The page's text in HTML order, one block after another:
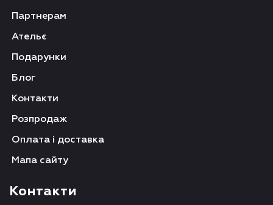
Партнерам
Ательє
Подарунки
Блог
Контакти
Розпродаж
Оплата і доставка
Мапа сайту
Контакти